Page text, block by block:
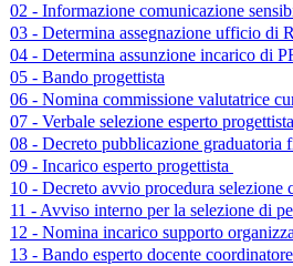
02 - Informazione comunicazione
03 - Determina assegnazione ufficio di
04 - Determina assunzione incarico di
05 - Bando progettista
06 - Nomina commissione valutatrice
07 - Verbale selezione esperto progettista
08 - Decreto pubblicazione graduatoria
09 - Incarico esperto progettista
10 - Decreto avvio procedura
11 - Avviso interno per la selezione di
12 - Nomina incarico supporto
13 - Bando esperto docente